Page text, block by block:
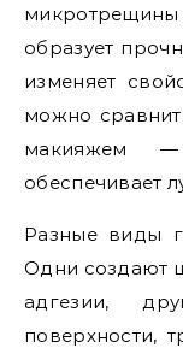
микротрещины
образует
изменяет
можно
макияжем
обеспечивает
Разные виды
Одни создают
адгезии,
поверхности,